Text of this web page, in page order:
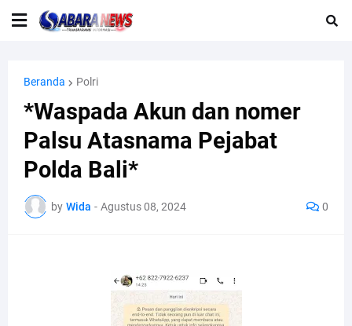
Beranda Polri
*Waspada Akun dan nomer
Palsu Atasnama Pejabat
Polda Bali*
by Wida - Agustus 08, 2024 0